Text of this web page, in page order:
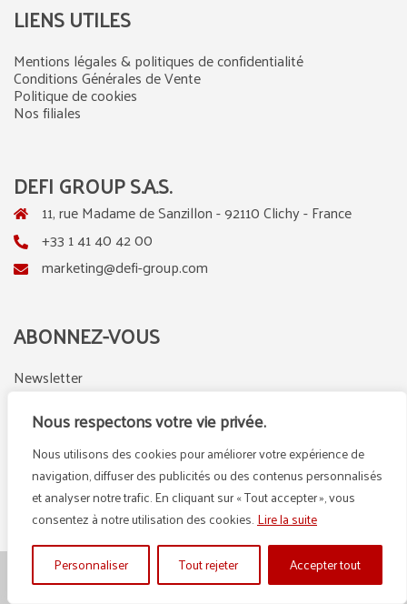
Nous respectons votre vie privée.
Nous utilisons des cookies pour améliorer votre expérience de
navigation, diffuser des publicités ou des contenus personnalisés
et analyser notre trafic. En cliquant sur « Tout accepter », vous
consentez à notre utilisation des cookies.Lire la suite
Personnaliser
Tout rejeter Accepter tout
LIENS UTILES
Mentions légales & politiques de confidentialité
Conditions Générales de Vente
Politique de cookies
Nos filiales
DEFI GROUP S.A.S.
11, rue Madame de Sanzillon - 92110 Clichy - France
+33 1 41 40 42 00
marketing@defi-group.com
ABONNEZ-VOUS
Newsletter
LinkedIn
Instagram
© {2025} DEFI GROUP